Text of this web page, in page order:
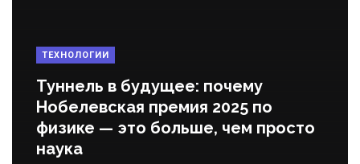
ТЕХНОЛОГИИ
Туннель в будущее: почему
Нобелевская премия 2025 по
физике — это больше, чем просто
наука